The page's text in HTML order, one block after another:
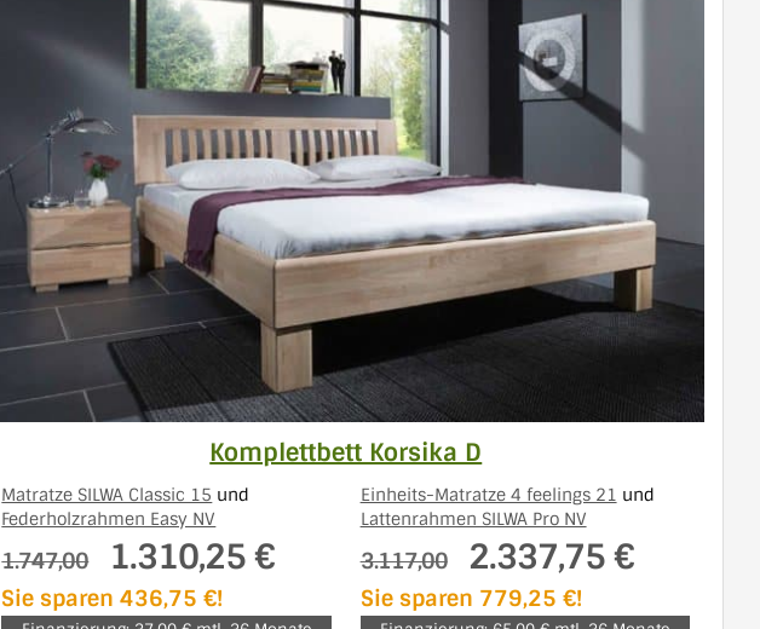
Komplettbett Korsika D
Matratze SILWA Classic 15 und
Federholzrahmen Easy NV
1.747,00 1.310,25 €
Sie sparen 436,75 €!
Einheits-Matratze 4 feelings 21 und
Lattenrahmen SILWA Pro NV
3.117,00 2.337,75 €
Sie sparen 779,25 €!